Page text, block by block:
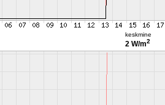
keskmine
2 W/m2